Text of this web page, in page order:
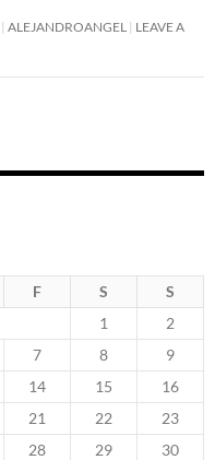
ALEJANDROANGEL
LEAVE A
F S
S
1
2
7 8
9
14 15
16
21 22
23
28 29
30